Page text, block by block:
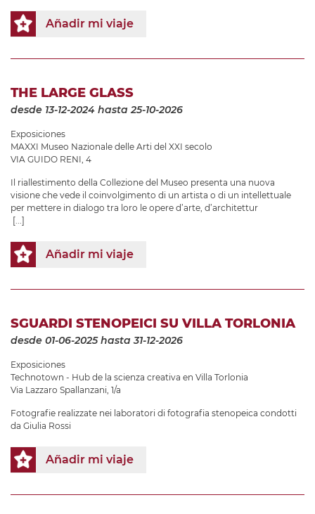
Añadir mi viaje
THE LARGE GLASS
desde 13-12-2024 hasta 25-10-2026
Exposiciones
MAXXI Museo Nazionale delle Arti del XXI secolo
VIA GUIDO RENI, 4
Il riallestimento della Collezione del Museo presenta una nuova
visione che vede il coinvolgimento di un artista o di un intellettuale
per mettere in dialogo tra loro le opere d’arte, d’architettur
[...]
Añadir mi viaje
SGUARDI STENOPEICI SU VILLA TORLONIA
desde 01-06-2025hasta 31-12-2026
Exposiciones
Technotown - Hub de la scienza creativa en Villa Torlonia
Via Lazzaro Spallanzani, 1/a
Fotografie realizzate nei laboratori di fotografia stenopeica condotti
da Giulia Rossi
Añadir mi viaje